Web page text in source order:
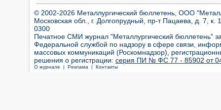
© 2002-2026 Металлургический бюллетень, ООО
Московская обл., г. Долгопрудный, пр-т Пацаева, д. 7,
0300
Печатное СМИ журнал "Металлургический бюллетень"
Федеральной службой по надзору в сфере связи,
массовых коммуникаций (Роскомнадзор),
решения о регистрации: серия ПИ № ФС 77 - 85902 от 04
О журнале | Реклама | Контакты